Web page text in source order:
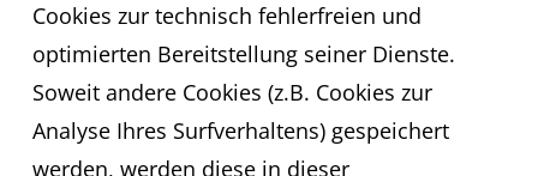
Cookies zur technisch fehlerfreien und
optimierten Bereitstellung seiner Dienste.
Soweit andere Cookies (z.B. Cookies zur
Analyse Ihres Surfverhaltens) gespeichert
werden, werden diese in dieser